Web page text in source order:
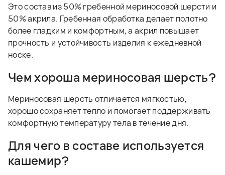
Это состав из 50% гребенной мериносовой шерсти и
50% акрила. Гребенная обработка делает полотно
более гладким и комфортным, а акрил повышает
прочность и устойчивость изделия к ежедневной
носке.
Чем хороша мериносовая шерсть?
Мериносовая шерсть отличается мягкостью,
хорошо сохраняет тепло и помогает поддерживать
комфортную температуру тела в течение дня.
Для чего в составе используется
кашемир?